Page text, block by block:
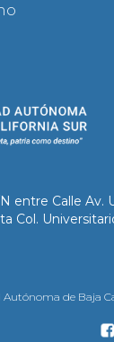
entre Calle Av.
Col.
Autónoma de Baja